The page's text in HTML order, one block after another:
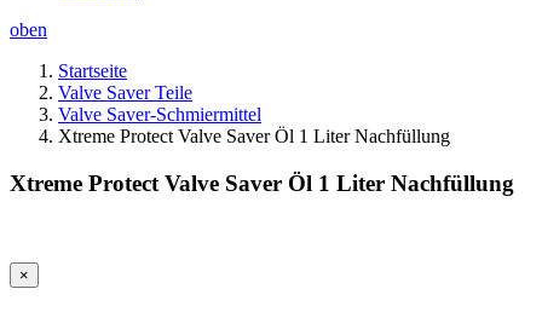
oben
Startseite
Valve Saver Teile
Valve Saver-Schmiermittel
Xtreme Protect Valve Saver Öl 1 Liter Nachfüllung
Xtreme Protect Valve Saver Öl 1 Liter Nachfüllung
×